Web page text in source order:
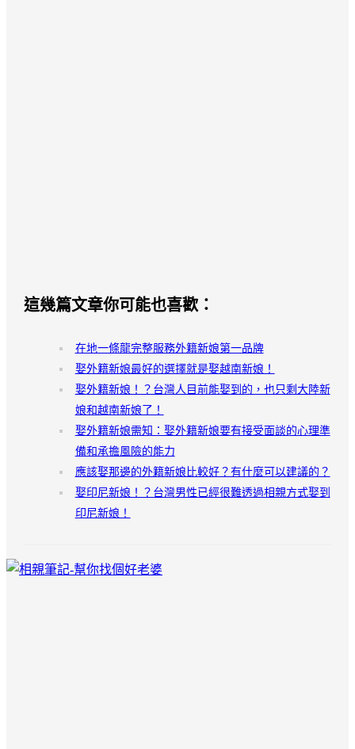
這幾篇文章你可能也喜歡：
在地一條龍完整服務外籍新娘第一品牌
娶外籍新娘最好的選擇就是娶越南新娘！
娶外籍新娘！？台灣人目前能娶到的，也只剩大陸新
娘和越南新娘了！
娶外籍新娘需知：娶外籍新娘要有接受面談的心理準
備和承擔風險的能力
應該娶那邊的外籍新娘比較好？有什麼可以建議的？
娶印尼新娘！？台灣男性已經很難透過相親方式娶到
印尼新娘！